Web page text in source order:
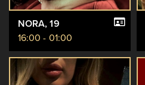
NORA, 19
16:00 - 01:00